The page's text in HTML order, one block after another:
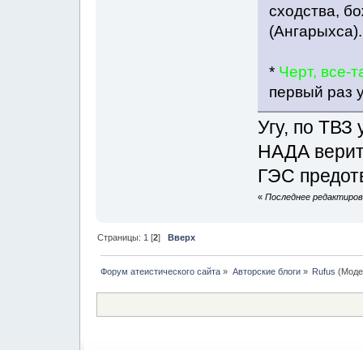
сходства,
(Ангарыхса).
* Черт, все-
первый раз
Угу, по ТВЗ
НАДА
ГЭС
« Последнее
Страницы: 1 [2]Вверх
Форум атеистического сайта » Авторские блоги» Rufus